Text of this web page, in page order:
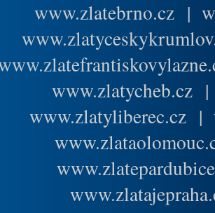
www.zlatebrno.cz |
www.zlatycheb.cz
www.zlatyliberec.cz |